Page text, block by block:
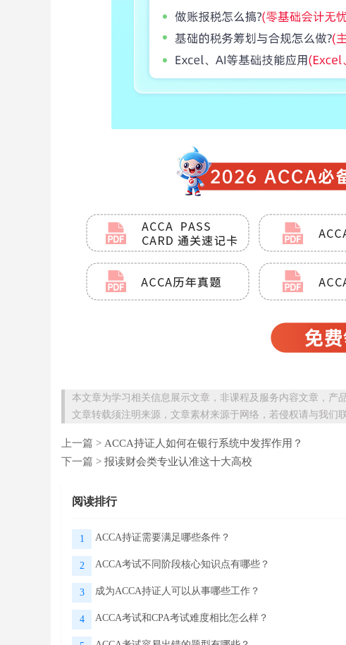
本文章为学习相关信息展示文章，非课程及服务内容文章，产
文章转载须注明来源，文章素材来源于网络，若侵权请与我们
上一篇 > ACCA持证人如何在银行系统中发挥作用？
下一篇 > 报读财会类专业认准这十大高校
阅读排行
1 ACCA持证需要满足哪些条件？
2 ACCA考试不同阶段核心知识点有哪些？
3 成为ACCA持证人可以从事哪些工作？
4 ACCA考试和CPA考试难度相比怎么样？